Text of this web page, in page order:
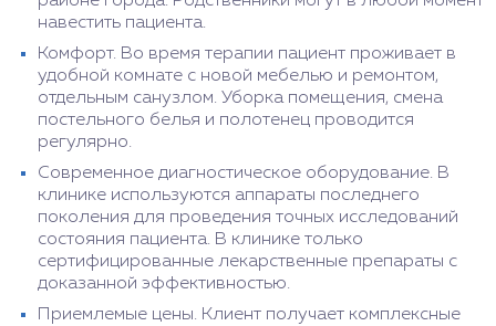
навестить пациента.
Комфорт. Во время терапии пациент проживает в
удобной комнате с новой мебелью и ремонтом,
отдельным санузлом. Уборка помещения, смена
постельного белья и полотенец проводится
регулярно.
Современное диагностическое оборудование. В
клинике используются аппараты последнего
поколения для проведения точных исследований
состояния пациента. В клинике только
сертифицированные лекарственные препараты с
доказанной эффективностью.
Приемлемые цены. Клиент получает комплексные